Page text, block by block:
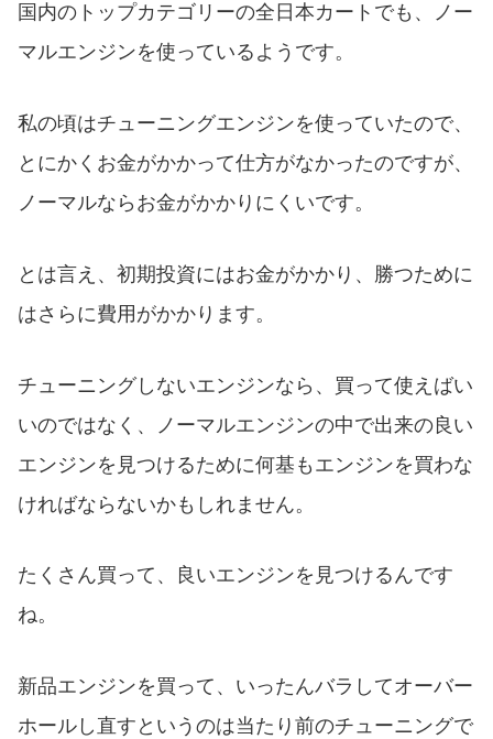
国内のトップカテゴリーの全日本カートでも、ノー
マルエンジンを使っているようです。
私の頃はチューニングエンジンを使っていたので、
とにかくお金がかかって仕方がなかったのですが、
ノーマルならお金がかかりにくいです。
とは言え、初期投資にはお金がかかり、勝つために
はさらに費用がかかります。
チューニングしないエンジンなら、買って使えばい
いのではなく、ノーマルエンジンの中で出来の良い
エンジンを見つけるために何基もエンジンを買わな
ければならないかもしれません。
たくさん買って、良いエンジンを見つけるんです
ね。
新品エンジンを買って、いったんバラしてオーバー
ホールし直すというのは当たり前のチューニングで